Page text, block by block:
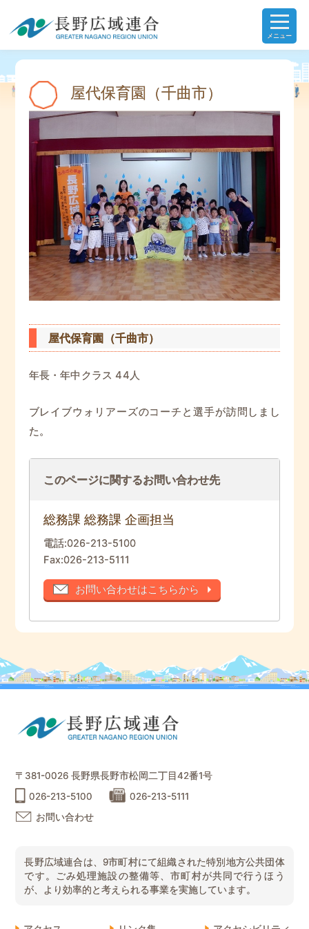
メニュー
屋代保育園（千曲市）
屋代保育園（千曲市）
年長・年中クラス 44人
ブレイブウォリアーズのコーチと選手が訪問しまし
た。
このページに関するお問い合わせ先
総務課 総務課 企画担当
電話:026-213-5100
Fax:026-213-5111
お問い合わせはこちらから
〒381-0026 長野県長野市松岡二丁目42番1号
026-213-5100
026-213-5111
お問い合わせ
長野広域連合は、9市町村にて組織された特別地方公共団体
です。ごみ処理施設の整備等、市町村が共同で行うほう
が、より効率的と考えられる事業を実施しています。